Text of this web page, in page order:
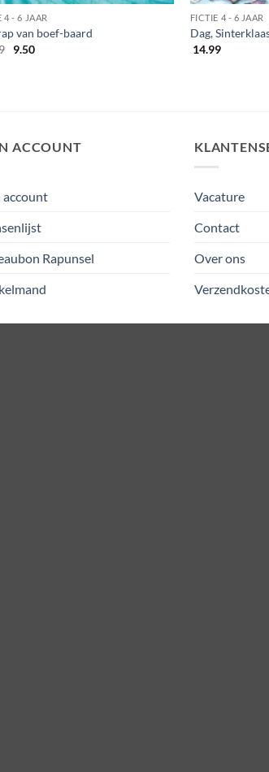
4 - 6 JAAR
van boef-baard
Oorspronkelijke
9.50Huidige
FICTIE 4 - 6 JAAR
Dag,
14.99
ACCOUNT
Rapunsel
Vacature
Contact
Over ons